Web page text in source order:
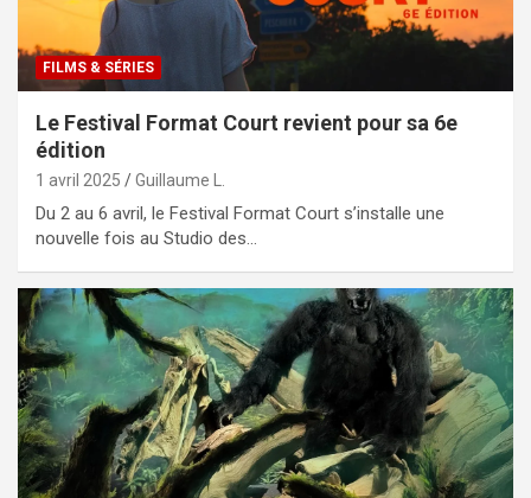
FILMS & SÉRIES
Le Festival Format Court revient pour sa 6e
édition
1 avril 2025 Guillaume L.
Du 2 au 6 avril, le Festival Format Court s’installe une
nouvelle fois au Studio des…